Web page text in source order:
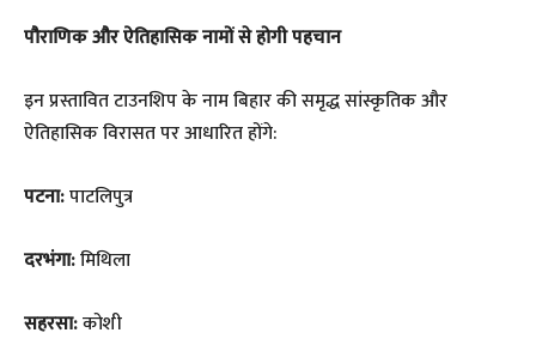
पौराणिक और ऐतिहासिक नामों से होगी पहचान
​इन प्रस्तावित टाउनशिप के नाम बिहार की समृद्ध सांस्कृतिक और
ऐतिहासिक विरासत पर आधारित होंगे:
पटना:पाटलिपुत्र
दरभंगा:मिथिला
सहरसा:कोशी